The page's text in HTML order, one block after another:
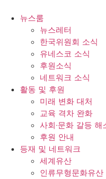
뉴스룸
뉴스레터
한국위원회 소식
유네스코 소식
후원소식
네트워크 소식
활동 및 후원
미래 변화 대처
교육 격차 완화
사회∙문화 갈등 해
후원 안내
등재 및 네트워크
세계유산
인류무형문화유산